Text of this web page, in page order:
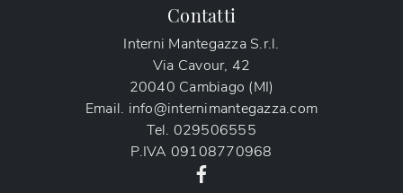
Contatti
Interni Mantegazza S.r.l.
Via Cavour, 42
20040 Cambiago (MI)
Email. info@internimantegazza.com
Tel. 029506555
P.IVA 09108770968